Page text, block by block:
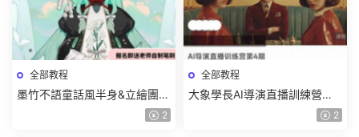
全部教程
墨竹不語童話風半身&立繪團練
課2026【畫質高清有課件筆 2
全部教程
大象學長AI導演直播訓練營第4
期2026【畫質高清有資料】 2